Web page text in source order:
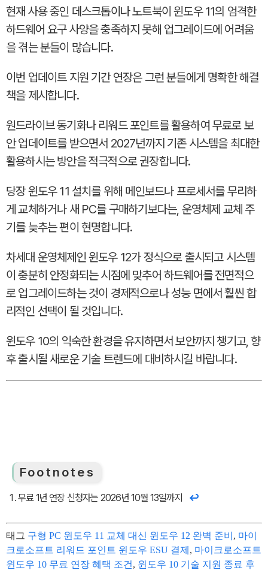
현재 사용 중인 데스크톱이나 노트북이 윈도우 11의 엄격한
하드웨어 요구 사양을 충족하지 못해 업그레이드에 어려움
을 겪는 분들이 많습니다.
이번 업데이트 지원 기간 연장은 그런 분들에게 명확한 해결
책을 제시합니다.
원드라이브 동기화나 리워드 포인트를 활용하여 무료로 보
안 업데이트를 받으면서 2027년까지 기존 시스템을 최대한
활용하시는 방안을 적극적으로 권장합니다.
당장 윈도우 11 설치를 위해 메인보드나 프로세서를 무리하
게 교체하거나 새 PC를 구매하기보다는, 운영체제 교체 주
기를 늦추는 편이 현명합니다.
차세대 운영체제인 윈도우 12가 정식으로 출시되고 시스템
이 충분히 안정화되는 시점에 맞추어 하드웨어를 전면적으
로 업그레이드하는 것이 경제적으로나 성능 면에서 훨씬 합
리적인 선택이 될 것입니다.
윈도우 10의 익숙한 환경을 유지하면서 보안까지 챙기고, 향
후 출시될 새로운 기술 트렌드에 대비하시길 바랍니다.
Footnotes
무료 1년 연장 신청자는 2026년 10월 13일까지
태그 구형 PC 윈도우 11 교체 대신 윈도우 12 완벽 준비 , 마이
크로소프트 리워드 포인트 윈도우 ESU 결제 , 마이크로소프트
윈도우 10 무료 연장 혜택 조건 , 윈도우 10 기술 지원 종료 후